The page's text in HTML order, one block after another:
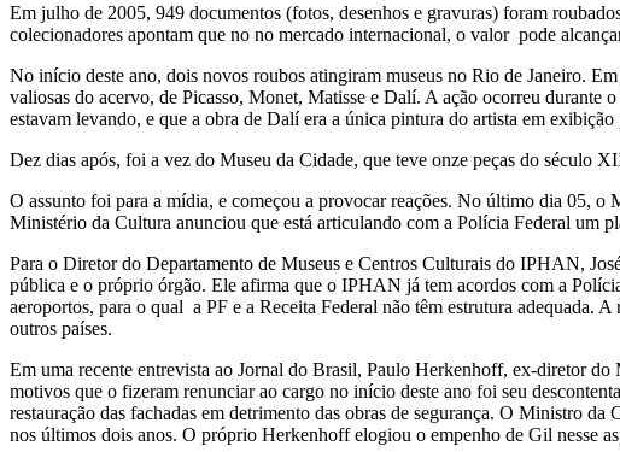
Em julho de 2005, 949 documentos (fotos, desenhos e gravuras) foram
colecionadores apontam que no no mercado internacional, o valor pode
No início deste ano, dois novos roubos atingiram museus no Rio de Janeiro.
valiosas do acervo, de Picasso, Monet, Matisse e Dalí. A ação ocorreu durante
estavam levando, e que a obra de Dalí era a única pintura do artista em
Dez dias após, foi a vez do Museu da Cidade, que teve onze peças do século
O assunto foi para a mídia, e começou a provocar reações. No último dia 05,
Ministério da Cultura anunciou que está articulando com a Polícia Federal um
Para o Diretor do Departamento de Museus e Centros Culturais do IPHAN,
pública e o próprio órgão. Ele afirma que o IPHAN já tem acordos com a
aeroportos, para o qual a PF e a Receita Federal não têm estrutura adequada.
outros países.
Em uma recente entrevista ao Jornal do Brasil, Paulo Herkenhoff, ex-diretor
motivos que o fizeram renunciar ao cargo no início deste ano foi seu
restauração das fachadas em detrimento das obras de segurança. O Ministro
nos últimos dois anos. O próprio Herkenhoff elogiou o empenho de Gil nesse